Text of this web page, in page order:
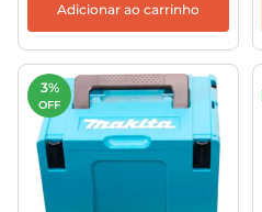
Adicionar ao carrinho
3%
OFF